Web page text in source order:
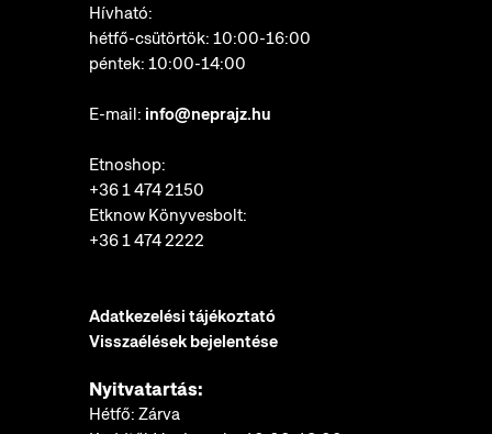
Hívható:
hétfő-csütörtök: 10:00-16:00
péntek: 10:00-14:00
E-mail: info@neprajz.hu
Etnoshop:
+36 1 474 2150
Etknow Könyvesbolt:
+36 1 474 2222
Adatkezelési tájékoztató
Visszaélések bejelentése
Nyitvatartás:
Hétfő: Zárva